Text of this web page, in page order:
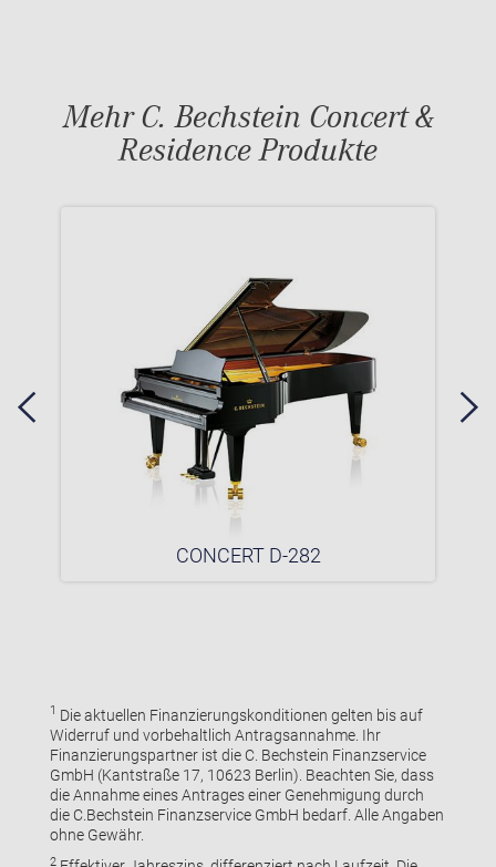
Mehr C. Bechstein Concert &
Residence Produkte
CONCERT D-282
1 Die aktuellen Finanzierungskonditionen gelten bis auf
Widerruf und vorbehaltlich Antragsannahme. Ihr
Finanzierungspartner ist die C. Bechstein Finanzservice
GmbH (Kantstraße 17, 10623 Berlin). Beachten Sie, dass
die Annahme eines Antrages einer Genehmigung durch
die C.Bechstein Finanzservice GmbH bedarf. Alle Angaben
ohne Gewähr.
2